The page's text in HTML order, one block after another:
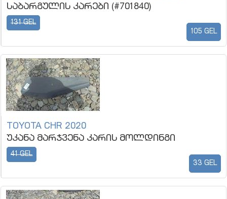
საბარგულის კარები (#701840)
131 GEL
105 GEL
TOYOTA CHR 2020
უკანა მარჯვენა კარის მოლდინგი
41 GEL
33 GEL